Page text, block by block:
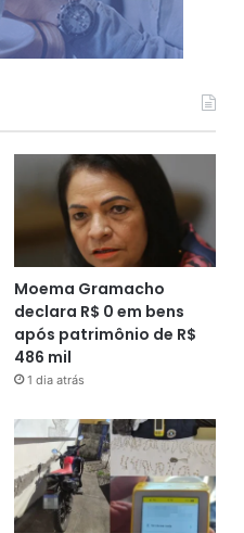
Moema Gramacho
declara R$ 0 em bens
após patrimônio de R$
486 mil
1 dia atrás